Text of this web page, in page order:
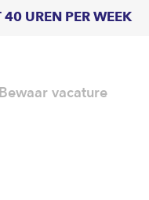
UREN PER WEEK
Bewaar vacature